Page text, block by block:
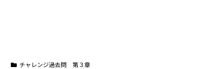
チャレンジ過去問 第３章